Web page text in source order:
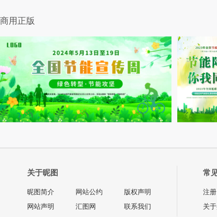
商用正版
关于昵图
昵图简介
网站声明
网站公约
汇图网
版权声明
联系我们
常
注册
关